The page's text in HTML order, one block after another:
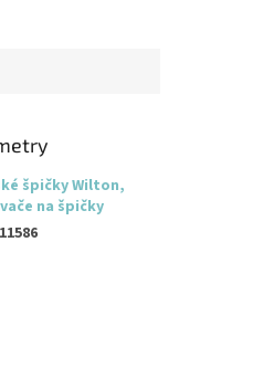
špičky Wilton,
na špičky